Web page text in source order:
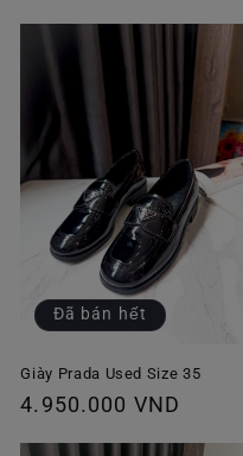
thường
Đã bán hết
Giày Prada Used Size 35
Giá
4.950.000 VND